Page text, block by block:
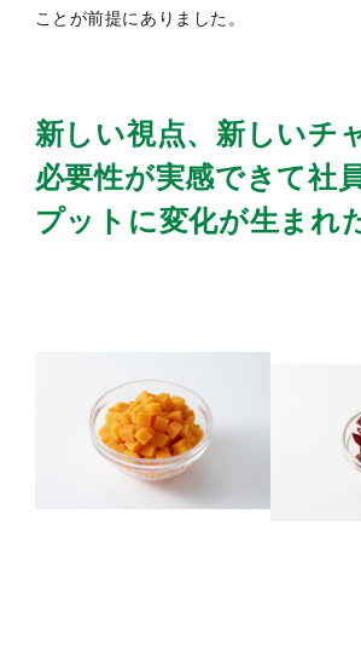
ことが前提にありました。
新しい視点、新しいチ
必要性が実感できて社
プットに変化が生まれ